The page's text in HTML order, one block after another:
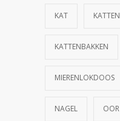
KAT KATTEN
KATTENBAKKEN
MIERENLOKDOOS
NAGEL OOR